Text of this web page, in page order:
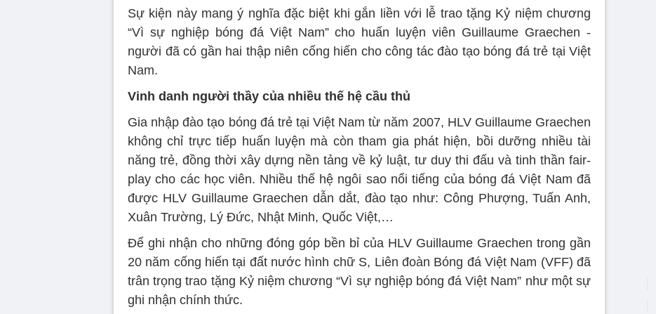
Sự kiện này mang ý nghĩa đặc biệt khi gắn liền với lễ trao tặng Kỷ niệm chương
“Vì sự nghiệp bóng đá Việt Nam” cho huấn luyện viên Guillaume Graechen -
người đã có gần hai thập niên cống hiến cho công tác đào tạo bóng đá trẻ tại Việt
Nam.
Vinh danh người thầy của nhiều thế hệ cầu thủ
Gia nhập đào tạo bóng đá trẻ tại Việt Nam từ năm 2007, HLV Guillaume Graechen
không chỉ trực tiếp huấn luyện mà còn tham gia phát hiện, bồi dưỡng nhiều tài
năng trẻ, đồng thời xây dựng nền tảng về kỷ luật, tư duy thi đấu và tinh thần fair-
play cho các học viên. Nhiều thế hệ ngôi sao nổi tiếng của bóng đá Việt Nam đã
được HLV Guillaume Graechen dẫn dắt, đào tạo như: Công Phượng, Tuấn Anh,
Xuân Trường, Lý Đức, Nhật Minh, Quốc Việt,…
Để ghi nhận cho những đóng góp bền bỉ của HLV Guillaume Graechen trong gần
20 năm cống hiến tại đất nước hình chữ S, Liên đoàn Bóng đá Việt Nam (VFF) đã
trân trọng trao tặng Kỷ niệm chương “Vì sự nghiệp bóng đá Việt Nam” như một sự
ghi nhận chính thức.